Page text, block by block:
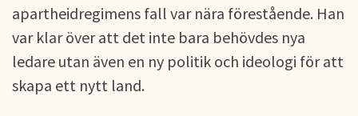
apartheidregimens fall var nära förestående. Han
var klar över att det inte bara behövdes nya
ledare utan även en ny politik och ideologi för att
skapa ett nytt land.